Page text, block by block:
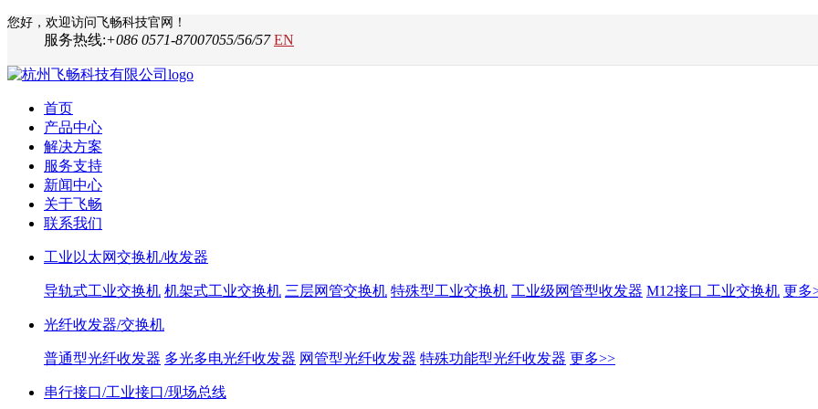
您好，欢迎访问飞畅科技官网！
服务热线:+086 0571-87007055/56/57 EN
首页
产品中心
解决方案
服务支持
新闻中心
关于飞畅
联系我们
工业以太网交换机/收发器
导轨式工业交换机 机架式工业交换机 三层网管交换机 特殊型工业交换机 工业级网管型收发器 M12接口 工业交换机 更多
光纤收发器/交换机
普通型光纤收发器 多光多电光纤收发器 网管型光纤收发器 特殊功能型光纤收发器 更多>>
串行接口/工业接口/现场总线